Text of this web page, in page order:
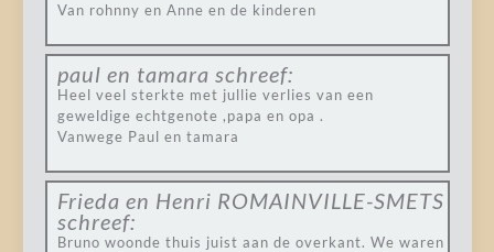
Van rohnny en Anne en de kinderen
paul en tamara schreef:
Heel veel sterkte met jullie verlies van een
geweldige echtgenote ,papa en opa .
Vanwege Paul en tamara
Frieda en Henri ROMAINVILLE-SMETS
schreef:
Bruno woonde thuis juist aan de overkant. We waren